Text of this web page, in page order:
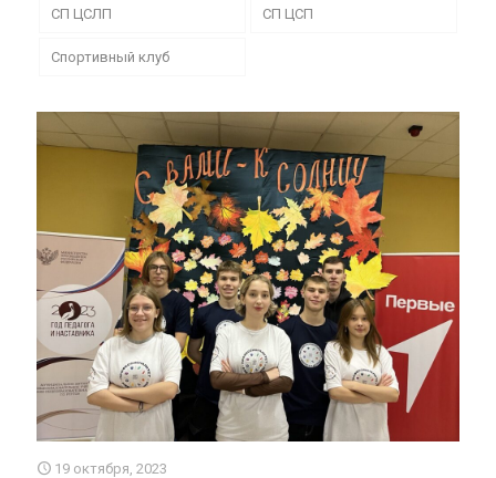
СП ЦСЛП СП ЦСП
Спортивный клуб
19 октября, 2023